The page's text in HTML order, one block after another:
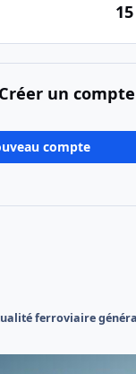
Créer un
compte
ferroviaire